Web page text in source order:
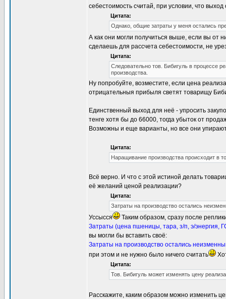
себестоимость считай, при условии, что
Цитата:
Однако, общие затраты у меня остались
А как они могли получиться выше, если вы от
сделаешь для рассчета себестоимости, не
Цитата:
Следовательно тов. Бибигуль в процессе
производства.
Ну попробуйте, возместите, если цена
отрицательныя прибыля светят товарищу
Единственный выход для неё - упросить
тенге хотя бы до 66000, тогда убыток от
Возможны и еще варианты, но все они
Цитата:
Наращивание производства происходит в
Всё верно. И что с этой истиной делать
её желаний ценой реализации?
Цитата:
Затраты на производство остались
Уссысся
Таким образом, сразу после
Затраты (цена пшеницы, тара, з/п, э/энергия,
вы могли бы вставить своё:
Затраты на производство остались
при этом и не нужно было ничего считать
Цитата:
Тов. Бибигуль может изменять цену
Расскажите, каким образом можно изменить